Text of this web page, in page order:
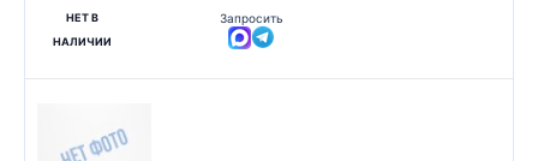
НЕТ В
НАЛИЧИИ
Запросить